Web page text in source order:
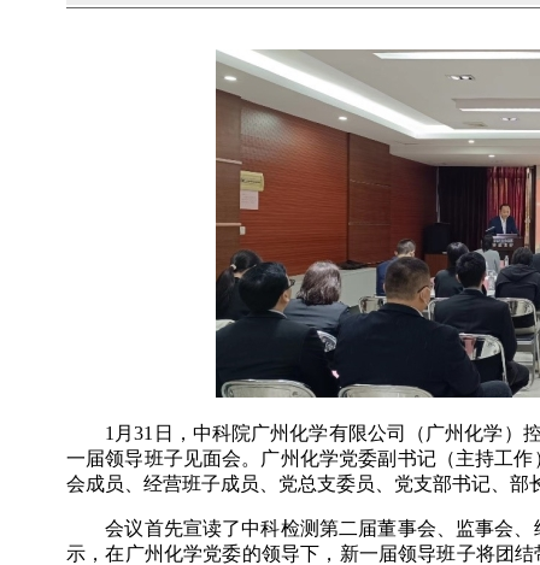
1 月31 日，中科院广州化学有限公司（广州化学
一届领导班子见面会。广州化学党委副书记（主持工
会成员、经营班子成员、党总支委员、党支部书记、部
会议首先宣读了中科检测第二届董事会、监事会
示，在广州化学党委的领导下，新一届领导班子将团